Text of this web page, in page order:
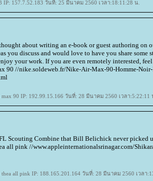
157.7.52.183 วันที่: 25 มีนาคม 2560 เวลา:18:11:28 น.
about writing an e-book or guest authoring on
you discuss and would love to have you share
your work. If you are even remotely interested,
90 //nike.soldeweb.fr/Nike-Air-Max-90-Homme-
90 IP: 192.99.15.166 วันที่: 28 มีนาคม 2560 เวลา:5:22:11
Scouting Combine that Bill Belichick never picked
all pink //www.appleinternationalsrinagar.com/
all pink IP: 188.165.201.164 วันที่: 28 มีนาคม 2560 เวลา